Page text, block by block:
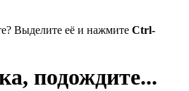
Выделите её и нажмите Ctrl-
подождите...